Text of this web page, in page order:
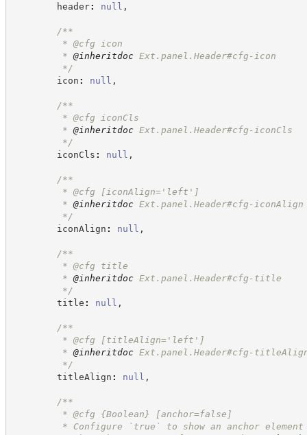
header: null ,
/**
* @cfg icon
* @inheritdoc Ext.panel.Header#cfg-icon
*/
icon : null ,
/**
* @cfg iconCls
* @inheritdoc Ext.panel.Header#cfg-iconCls
*/
iconCls : null ,
/**
* @cfg [iconAlign='left']
* @inheritdoc Ext.panel.Header#cfg-iconAlign
*/
iconAlign : null ,
/**
* @cfg title
* @inheritdoc Ext.panel.Header#cfg-title
*/
title : null ,
/**
* @cfg [titleAlign='left']
* @inheritdoc Ext.panel.Header#cfg-
*/
titleAlign : null ,
/**
* @cfg {Boolean}
[anchor=false]
* Configure `true` to show an anchor element